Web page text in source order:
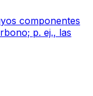
componentes
p. ej., las